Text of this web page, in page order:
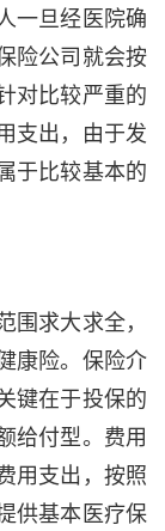
一旦经医院确
险公司就会按
对比较严重的
支出，由于发
于比较基本的
围求大求全，
康险。保险介
键在于投保的
给付型。费用
用支出，按照
供基本医疗保